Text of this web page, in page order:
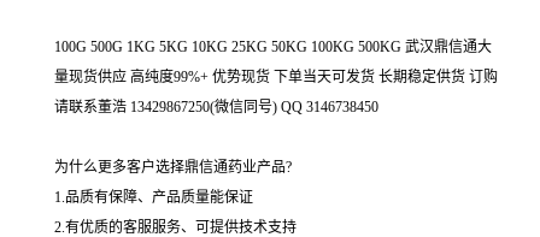
100G 500G 1KG 5KG 10KG 25KG 50KG 100KG 500KG 武汉鼎信通大
量现货供应 高纯度99%+ 优势现货 下单当天可发货 长期稳定供货 订购
请联系董浩 13429867250(微信同号) QQ 3146738450
为什么更多客户选择鼎信通药业产品?
1.品质有保障、产品质量能保证
2.有优质的客服服务、可提供技术支持